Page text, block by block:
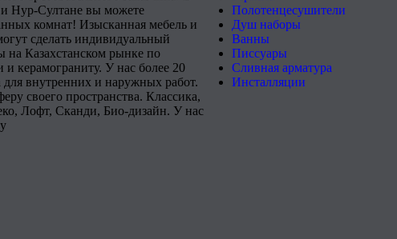
Нур-Султане вы можете
комнат! Изысканная мебель и
сделать индивидуальный
Казахстанском рынке по
керамограниту. У нас более 20
внутренних и наружных работ.
своего пространства. Классика,
Лофт, Сканди, Био-дизайн. У нас
Полотенцесушители
Душ наборы
Ванны
Писсуары
Сливная арматура
Инсталляции